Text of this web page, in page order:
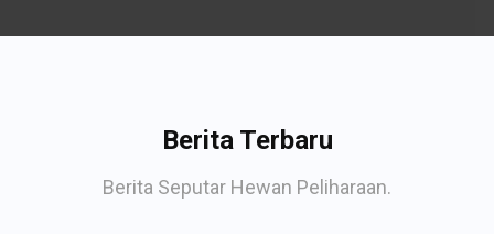
Berita Terbaru
Berita Seputar Hewan Peliharaan.